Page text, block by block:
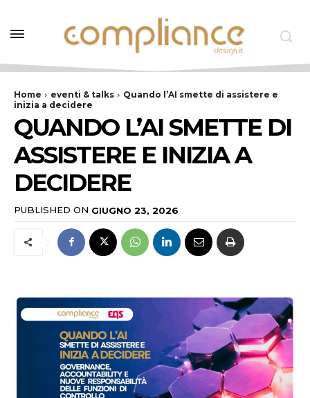
Home eventi & talks
Quando l’AI smette di assistere e
inizia a decidere
QUANDO L’AI SMETTE DI
ASSISTERE E INIZIA A
DECIDERE
PUBLISHED ON GIUGNO 23, 2026